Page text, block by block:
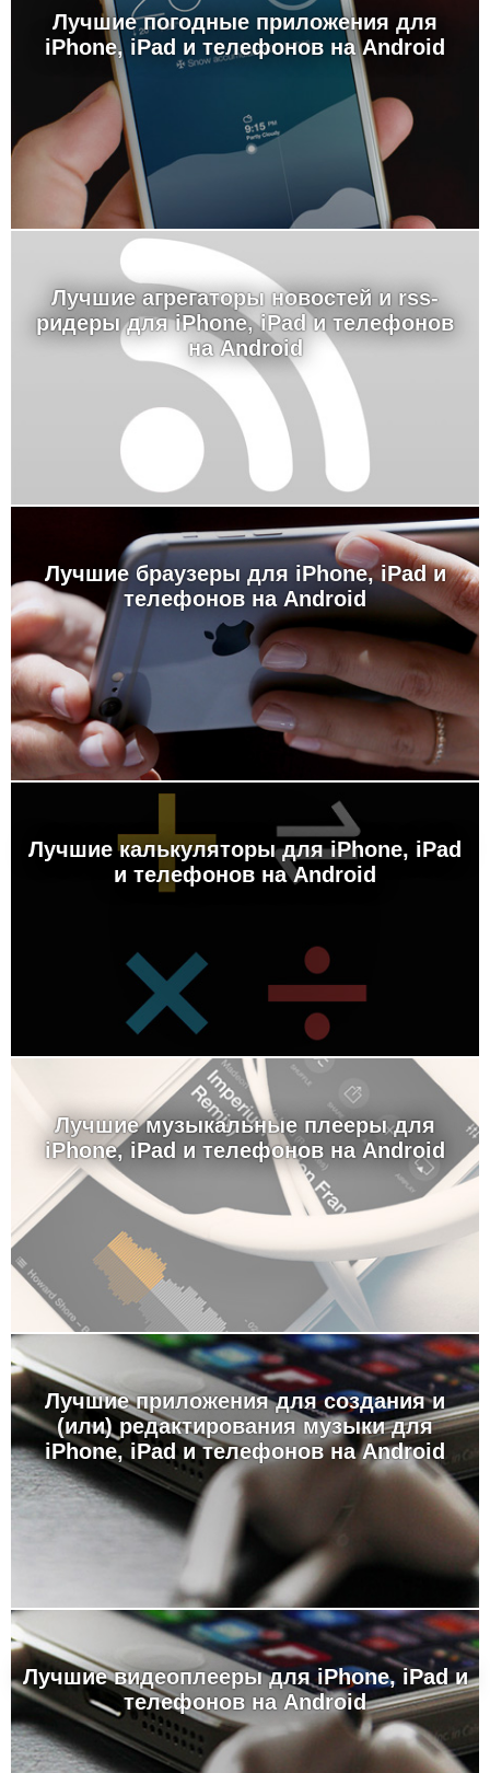
Лучшие погодные приложения для
iPhone, iPad и телефонов на Android
Лучшие агрегаторы новостей и rss-
ридеры для iPhone, iPad и телефонов
на Android
Лучшие браузеры для iPhone, iPad и
телефонов на Android
Лучшие калькуляторы для iPhone, iPad
и телефонов на Android
Лучшие музыкальные плееры для
iPhone, iPad и телефонов на Android
Лучшие приложения для создания и
(или) редактирования музыки для
iPhone, iPad и телефонов на Android
Лучшие видеоплееры для iPhone, iPad и
телефонов на Android